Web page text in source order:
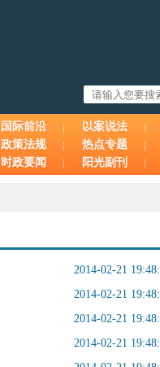
国际前沿 以案说法
政策法规 热点专题
时政要闻 阳光副刊
2014-02-21
2014-02-21
2014-02-21
2014-02-21